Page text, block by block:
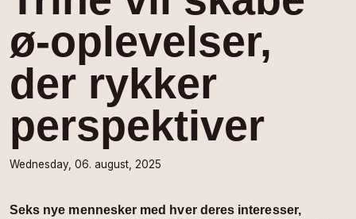
ø-oplevelser,
der rykker
perspektiver
Wednesday, 06. august, 2025
Seks nye mennesker med hver deres interesser,